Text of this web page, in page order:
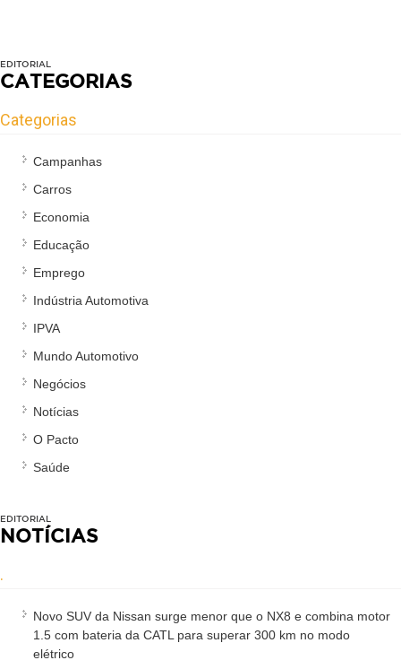
EDITORIAL
CATEGORIAS
Categorias
Campanhas
Carros
Economia
Educação
Emprego
Indústria Automotiva
IPVA
Mundo Automotivo
Negócios
Notícias
O Pacto
Saúde
EDITORIAL
NOTÍCIAS
.
Novo SUV da Nissan surge menor que o NX8 e combina motor
1.5 com bateria da CATL para superar 300 km no modo
elétrico